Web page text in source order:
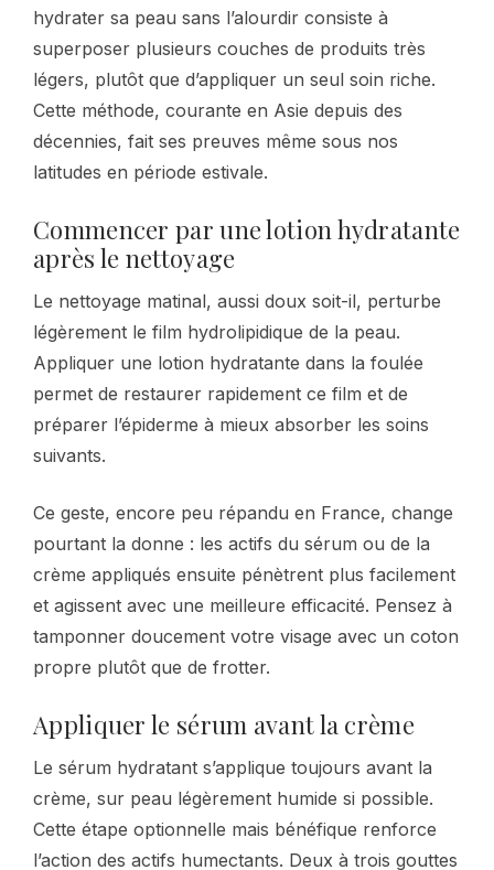
hydrater sa peau sans l’alourdir consiste à
superposer plusieurs couches de produits très
légers, plutôt que d’appliquer un seul soin riche.
Cette méthode, courante en Asie depuis des
décennies, fait ses preuves même sous nos
latitudes en période estivale.
Commencer par une lotion hydratante
après le nettoyage
Le nettoyage matinal, aussi doux soit-il, perturbe
légèrement le film hydrolipidique de la peau.
Appliquer une lotion hydratante dans la foulée
permet de restaurer rapidement ce film et de
préparer l’épiderme à mieux absorber les soins
suivants.
Ce geste, encore peu répandu en France, change
pourtant la donne : les actifs du sérum ou de la
crème appliqués ensuite pénètrent plus facilement
et agissent avec une meilleure efficacité. Pensez à
tamponner doucement votre visage avec un coton
propre plutôt que de frotter.
Appliquer le sérum avant la crème
Le sérum hydratant s’applique toujours avant la
crème, sur peau légèrement humide si possible.
Cette étape optionnelle mais bénéfique renforce
l’action des actifs humectants. Deux à trois gouttes